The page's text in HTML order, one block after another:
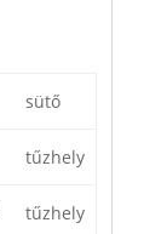
sütő
tűzhely
tűzhely